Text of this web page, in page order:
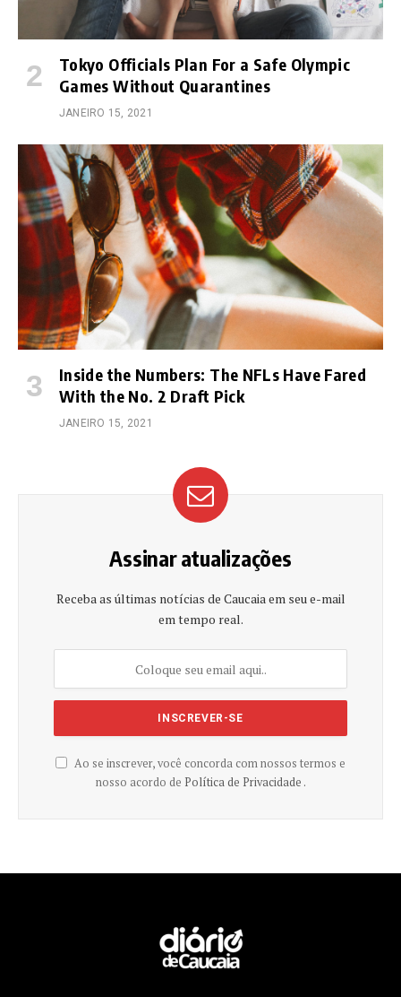
Tokyo Officials Plan For a Safe Olympic
Games Without Quarantines
JANEIRO 15, 2021
Inside the Numbers: The NFLs Have Fared
With the No. 2 Draft Pick
JANEIRO 15, 2021
Assinar atualizações
Receba as últimas notícias de Caucaia em seu e-mail
em tempo real.
Ao se inscrever, você concorda com nossos termos e
nosso acordo de Política de Privacidade .